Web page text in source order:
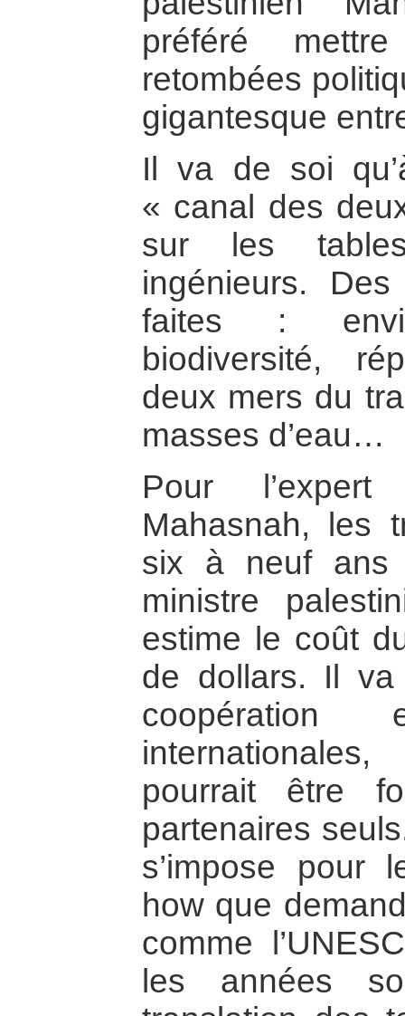
préféré
retombées
gigantesque
Il va de soi
« canal des
sur les
ingénieurs.
faites :
biodiversité,
deux mers du
masses d’eau…
Pour l’expert
Mahasnah, les
six à neuf
ministre
estime le coût
de dollars. Il
pourrait être
partenaires
s’impose pour
how que
comme
les années